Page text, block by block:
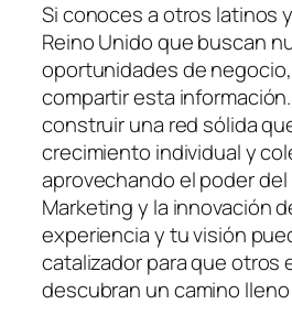
Si conoces a otros latinos
Reino Unido que buscan
oportunidades de
compartir esta
construir una red sólida
crecimiento individual y
aprovechando el poder
Marketing y la innovación
experiencia y tu visión
catalizador para que otros
descubran un camino